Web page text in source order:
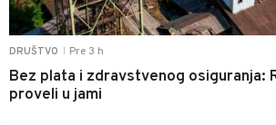
DRUŠTVO Pre 3 h
Bez plata i zdravstvenog osiguranja:
proveli u jami